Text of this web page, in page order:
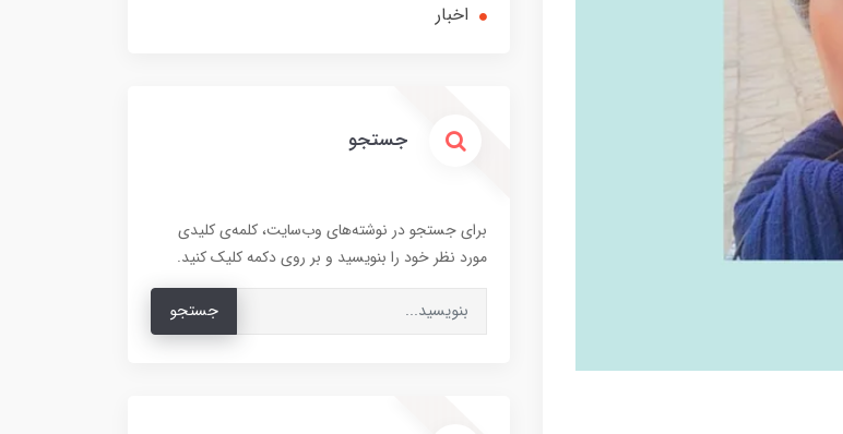
اخبار
جستجو
برای جستجو در نوشته‌های وب‌سایت، کلمه‌ی کلیدی
مورد نظر خود را بنویسید و بر روی دکمه کلیک کنید.
جستجو